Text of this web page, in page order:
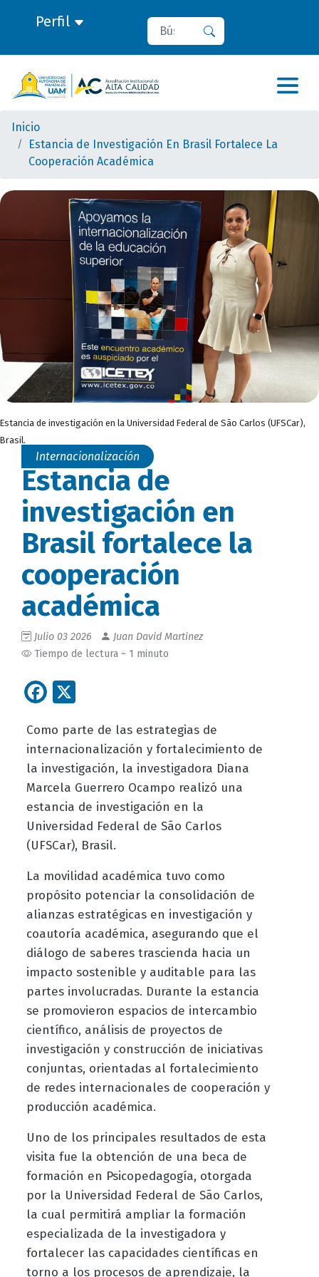
Perfil Buscar
Inicio
Estancia de Investigación En Brasil Fortalece La
Cooperación Académica
Estancia de investigación en la Universidad Federal de São Carlos (UFSCar),
Brasil.
Internacionalización
Estancia de
investigación en
Brasil fortalece la
cooperación
académica
Julio 03 2026
Juan David Martinez
Tiempo de lectura ~ 1 minuto
Facebook
Como parte de las estrategias de
internacionalización y fortalecimiento de
la investigación, la investigadora Diana
Marcela Guerrero Ocampo realizó una
estancia de investigación en la
Universidad Federal de São Carlos
(UFSCar), Brasil.
La movilidad académica tuvo como
propósito potenciar la consolidación de
alianzas estratégicas en investigación y
coautoría académica, asegurando que el
diálogo de saberes trascienda hacia un
impacto sostenible y auditable para las
partes involucradas. Durante la estancia
se promovieron espacios de intercambio
científico, análisis de proyectos de
investigación y construcción de iniciativas
conjuntas, orientadas al fortalecimiento
de redes internacionales de cooperación y
producción académica.
Uno de los principales resultados de esta
visita fue la obtención de una beca de
formación en Psicopedagogía, otorgada
por la Universidad Federal de São Carlos,
la cual permitirá ampliar la formación
especializada de la investigadora y
fortalecer las capacidades científicas en
torno a los procesos de aprendizaje, la